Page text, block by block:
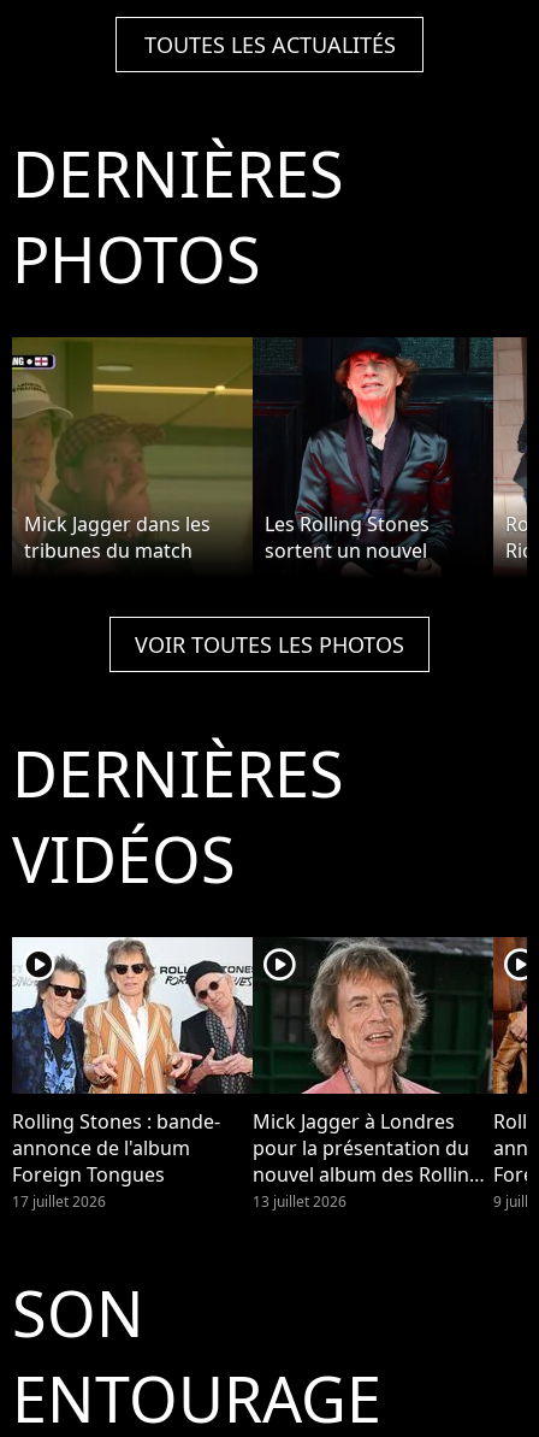
TOUTES LES ACTUALITÉS
DERNIÈRES
PHOTOS
Mick Jagger dans les
tribunes du match
Les Rolling Stones
sortent un nouvel
album "Hackney
à
VOIR TOUTES LES PHOTOS
DERNIÈRES
VIDÉOS
player2
Rolling Stones : bande-
annonce de l'album
Foreign Tongues
17 juillet 2026
player2
Mick Jagger à Londres
pour la présentation du
nouvel album des Rolling
Stones.
13 juillet 2026
player2
9
SON
ENTOURAGE